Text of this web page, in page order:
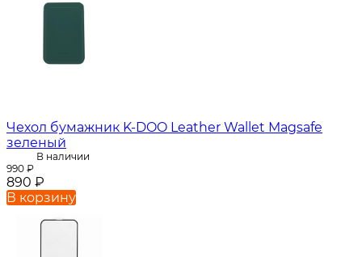
Чехол бумажник K-DOO Leather Wallet Magsafe
зеленый
В наличии
990 ₽
890 ₽
В корзину